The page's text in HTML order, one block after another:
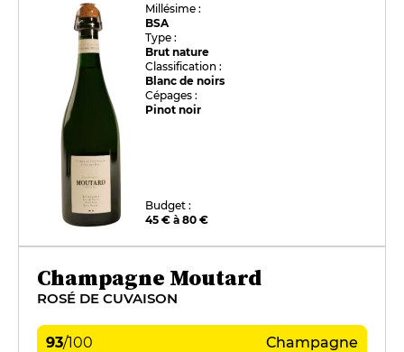
Millésime :
BSA
Type :
Brut nature
Classification :
Blanc de noirs
Cépages :
Pinot noir
Budget :
45 € à 80 €
Champagne Moutard
ROSÉ DE CUVAISON
93/100 Champagne